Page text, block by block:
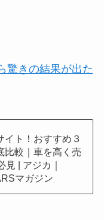
驚きの結果が出た
イト！おすすめ３
比較｜車を高く売
見 | アジカ｜
マガジン